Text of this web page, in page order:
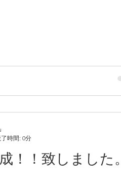
！！致しました。
時間: 0分